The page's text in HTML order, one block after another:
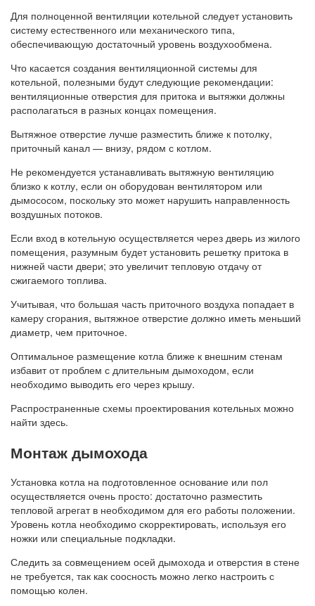
Для полноценной вентиляции котельной следует установить
систему естественного или механического типа,
обеспечивающую достаточный уровень воздухообмена.
Что касается создания вентиляционной системы для
котельной, полезными будут следующие рекомендации:
вентиляционные отверстия для притока и вытяжки должны
располагаться в разных концах помещения.
Вытяжное отверстие лучше разместить ближе к потолку,
приточный канал — внизу, рядом с котлом.
Не рекомендуется устанавливать вытяжную вентиляцию
близко к котлу, если он оборудован вентилятором или
дымососом, поскольку это может нарушить направленность
воздушных потоков.
Если вход в котельную осуществляется через дверь из жилого
помещения, разумным будет установить решетку притока в
нижней части двери; это увеличит тепловую отдачу от
сжигаемого топлива.
Учитывая, что большая часть приточного воздуха попадает в
камеру сгорания, вытяжное отверстие должно иметь меньший
диаметр, чем приточное.
Оптимальное размещение котла ближе к внешним стенам
избавит от проблем с длительным дымоходом, если
необходимо выводить его через крышу.
Распространенные схемы проектирования котельных можно
найти здесь.
Монтаж дымохода
Установка котла на подготовленное основание или пол
осуществляется очень просто: достаточно разместить
тепловой агрегат в необходимом для его работы положении.
Уровень котла необходимо скорректировать, используя его
ножки или специальные подкладки.
Следить за совмещением осей дымохода и отверстия в стене
не требуется, так как соосность можно легко настроить с
помощью колен.